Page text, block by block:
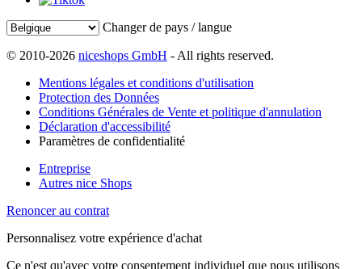
Changer de pays / langue
© 2010-2026 niceshops GmbH - All rights reserved.
Mentions légales et conditions d'utilisation
Protection des Données
Conditions Générales de Vente et politique d'annulation
Déclaration d'accessibilité
Paramètres de confidentialité
Entreprise
Autres nice Shops
Renoncer au contrat
Personnalisez votre expérience d'achat
Ce n'est qu'avec votre consentement individuel que nous utilisons